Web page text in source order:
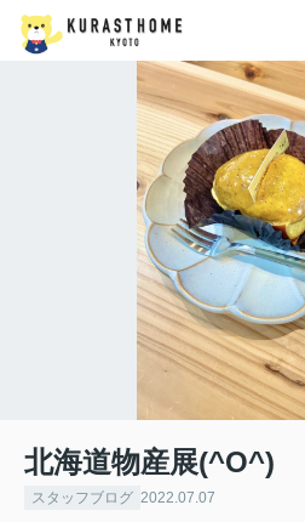
北海道物産展(^O^)
スタッフブログ 2022.07.07